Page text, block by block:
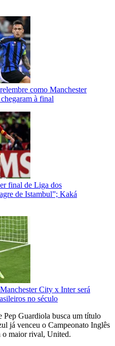
como Manchester
à final
final de Liga dos
de Istambul”; Kaká
City x Inter será
no século
Pep Guardiola busca um título
já venceu o Campeonato Inglês
o maior rival, United.